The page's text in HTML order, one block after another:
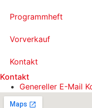
Programmheft
Vorverkauf
Kontakt
Kontakt
Genereller E-Mail